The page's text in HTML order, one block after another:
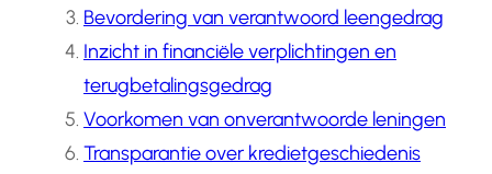
Bevordering van verantwoord leengedrag
Inzicht in financiële verplichtingen en
terugbetalingsgedrag
Voorkomen van onverantwoorde leningen
Transparantie over kredietgeschiedenis